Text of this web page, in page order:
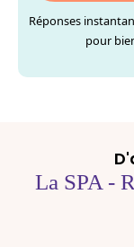
Réponses
pour
La SPA -